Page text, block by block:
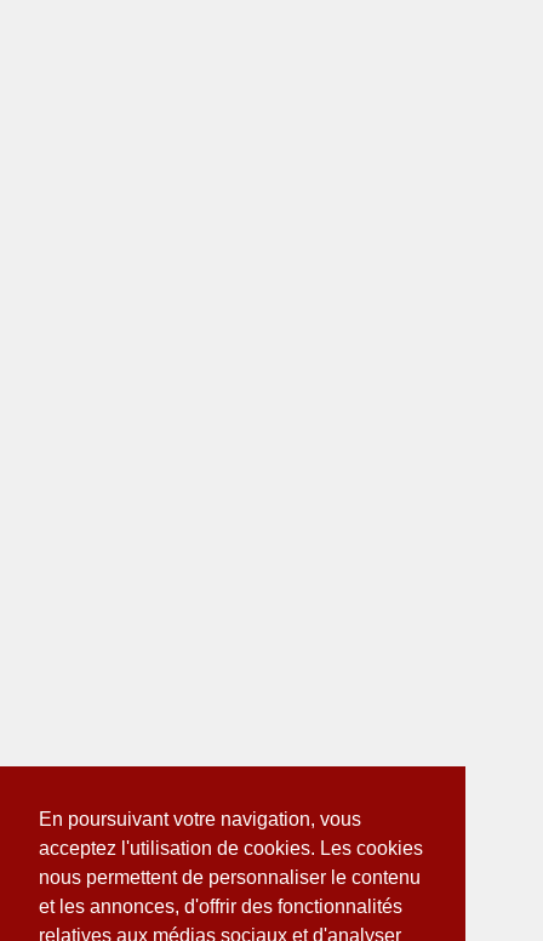
En poursuivant votre navigation, vous
acceptez l'utilisation de cookies. Les cookies
nous permettent de personnaliser le contenu
et les annonces, d'offrir des fonctionnalités
relatives aux médias sociaux et d'analyser